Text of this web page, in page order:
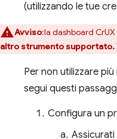
(utilizzando le tue
Avviso:la dashboard
altro strumento supportato.
Per non utilizzare
segui questi
Configura un
Assicurati